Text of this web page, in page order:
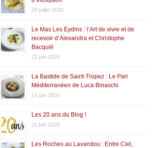
20 juillet 2026
Le Mas Les Eydins : l’Art de vivre et de
recevoir d’Alexandra et Christophe
Bacquié
22 juin 2026
La Bastide de Saint-Tropez : Le Pari
Méditerranéen de Luca Binaschi
16 juin 2026
Les 20 ans du Blog !
11 juin 2026
Les Roches au Lavandou : Entre Ciel,